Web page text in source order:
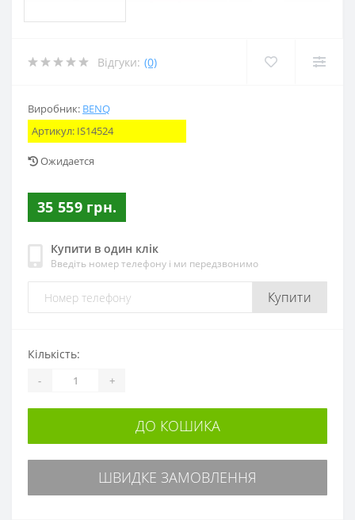
Відгуки: (0)
Виробник: BENQ
Артикул: IS14524
Ожидается
35 559 грн.
Купити в один клік
Введіть номер телефону і ми передзвонимо
Купити
Кількість:
- +
ДО КОШИКА
ШВИДКЕ ЗАМОВЛЕННЯ